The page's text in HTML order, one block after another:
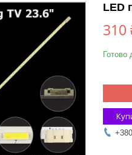
LED
310
Готово